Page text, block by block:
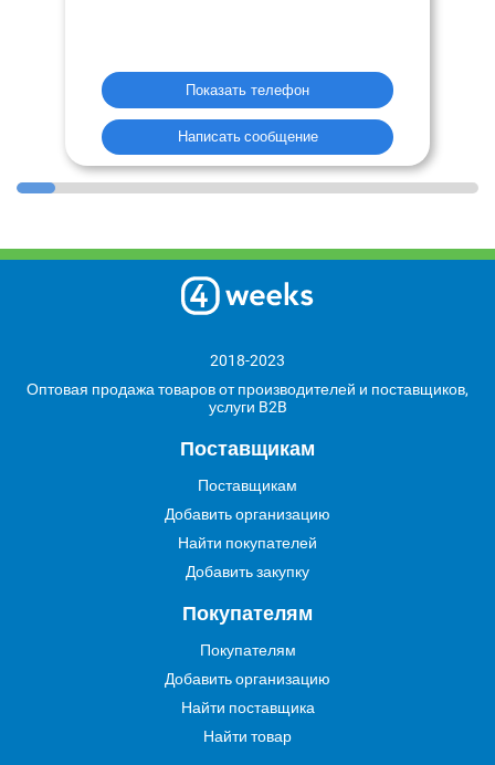
Показать телефон
Написать сообщение
2018-2023
Оптовая продажа товаров от производителей и поставщиков,
услуги B2B
Поставщикам
Поставщикам
Добавить организацию
Найти покупателей
Добавить закупку
Покупателям
Покупателям
Добавить организацию
Найти поставщика
Найти товар